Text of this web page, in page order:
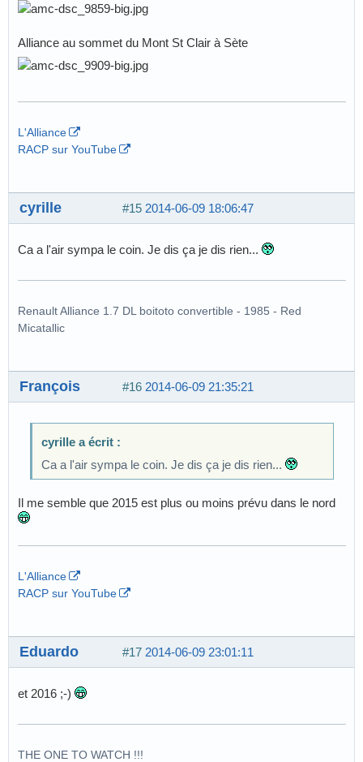
Alliance au sommet du Mont St Clair à Sète
L'Alliance
RACP sur YouTube
#15 2014-06-09 18:06:47
cyrille
Ca a l'air sympa le coin. Je dis ça je dis rien...
Renault Alliance 1.7 DL boitoto convertible - 1985 - Red
Micatallic
#16 2014-06-09 21:35:21
François
cyrille a écrit :
Ca a l'air sympa le coin. Je dis ça je dis rien...
Il me semble que 2015 est plus ou moins prévu dans le nord
L'Alliance
RACP sur YouTube
#17 2014-06-09 23:01:11
Eduardo
et 2016 ;-)
THE ONE TO WATCH !!!